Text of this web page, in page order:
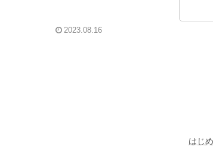
2023.08.16
はじ